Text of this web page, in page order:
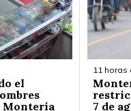
el
Montería
11 horas
7 de